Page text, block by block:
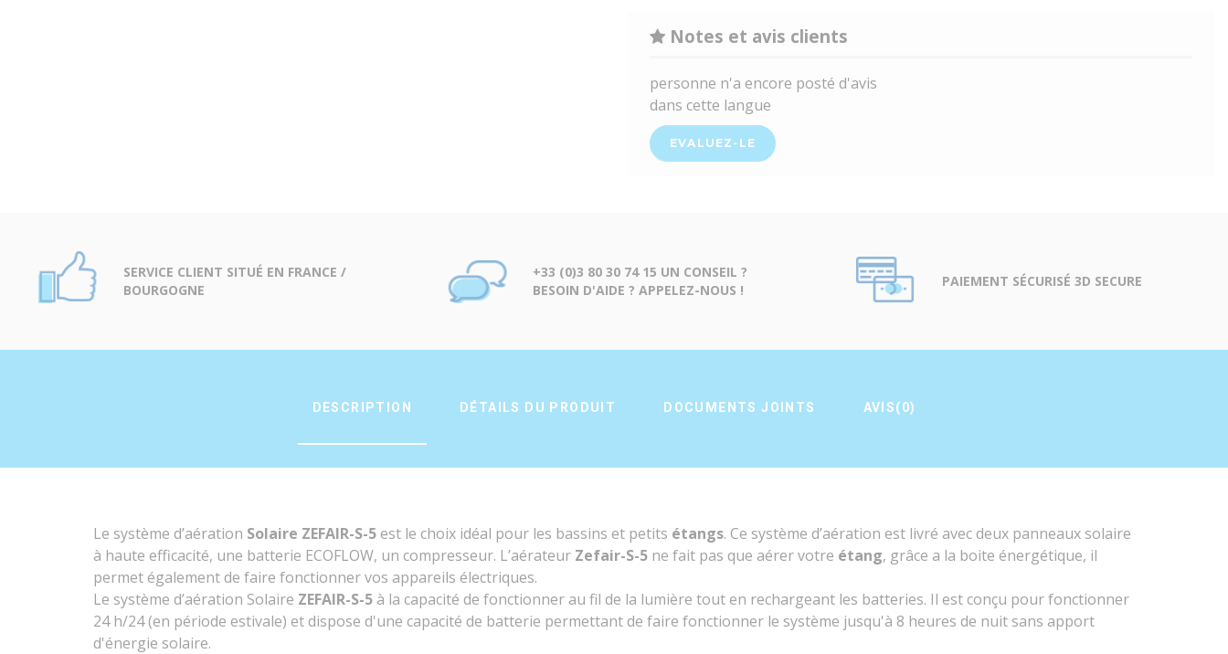
Notes et avis clients
personne n'a encore posté d'avis
dans cette langue
EVALUEZ-LE
SERVICE CLIENT SITUÉ EN FRANCE /
BOURGOGNE
+33 (0)3 80 30 74 15 UN CONSEIL ?
BESOIN D'AIDE ? APPELEZ-NOUS !
PAIEMENT SÉCURISÉ 3D SECURE
DESCRIPTION DÉTAILS DU PRODUIT DOCUMENTS JOINTS AVIS(0)
Le système d’aération Solaire ZEFAIR-S-5 est le choix idéal pour les bassins et petits étangs. Ce système d’aération est livré avec deux panneaux solaire
à haute efficacité, une batterie ECOFLOW, un compresseur. L’aérateur Zefair-S-5 ne fait pas que aérer votre étang, grâce a la boite énergétique, il
permet également de faire fonctionner vos appareils électriques.
Le système d’aération Solaire ZEFAIR-S-5 à la capacité de fonctionner au fil de la lumière tout en rechargeant les batteries. Il est conçu pour fonctionner
24 h/24 (en période estivale) et dispose d'une capacité de batterie permettant de faire fonctionner le système jusqu'à 8 heures de nuit sans apport
d'énergie solaire.
Manuel système Zefair SOLAIRE
Soyez le premier à donner votre avis !